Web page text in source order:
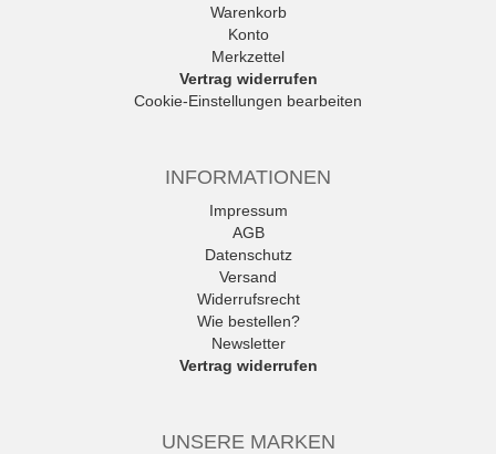
Warenkorb
Konto
Merkzettel
Vertrag widerrufen
Cookie-Einstellungen bearbeiten
INFORMATIONEN
Impressum
AGB
Datenschutz
Versand
Widerrufsrecht
Wie bestellen?
Newsletter
Vertrag widerrufen
UNSERE MARKEN